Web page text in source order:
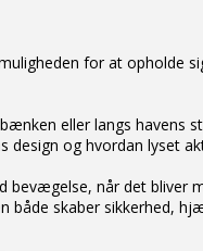
for at opholde
eller langs havens
design og hvordan lyset
bevægelse, når det bliver
både skaber sikkerhed,